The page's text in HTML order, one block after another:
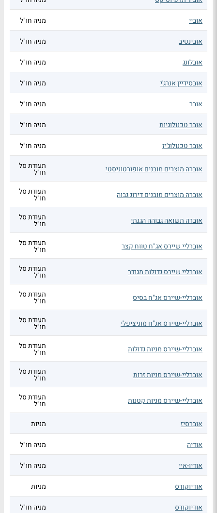
אוביי מניה חו"ל
אובינטיב מניה חו"ל
אובלונג מניה חו"ל
אובסידיין אנרג'י מניה חו"ל
אובר מניה חו"ל
אובר טכנולוגיות מניה חו"ל
אובר טכנולוג'יז מניה חו"ל
אוברה מוצרים מובנים אופורטוניסטי תעודת סל
חו"ל
אוברה מוצרים מובנים דירוג גבוה תעודת סל
חו"ל
אוברה תשואה גבוהה הגנתי תעודת סל
חו"ל
אוברליי שיירס אג"ח טווח קצר תעודת סל
חו"ל
אוברליי שיירס גדולות מגודר תעודת סל
חו"ל
אוברליי-שיירס אג"ח בסיס תעודת סל
חו"ל
אוברליי-שיירס אג"ח מוניציפלי תעודת סל
חו"ל
אוברליי-שיירס מניות גדולות תעודת סל
חו"ל
אוברליי-שיירס מניות זרות תעודת סל
חו"ל
אוברליי-שיירס מניות קטנות תעודת סל
חו"ל
אוברסיז
מניות
אודיה מניה חו"ל
אודיו-איי מניה חו"ל
אודיוקודס מניות
אודיוקודס מניה חו"ל